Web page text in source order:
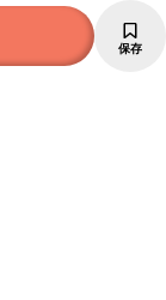
保存